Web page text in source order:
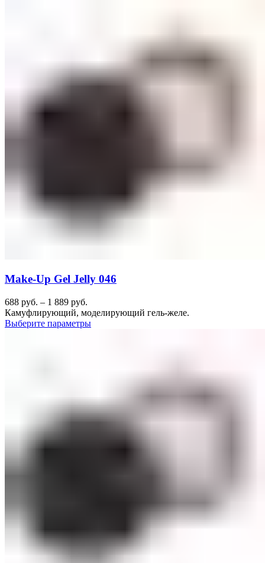
Make-Up Gel Jelly 046
688 руб. – 1 889 руб.
Камуфлирующий, моделирующий гель-желе.
Выберите параметры